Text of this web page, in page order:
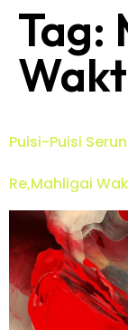
Tag:
Puisi-Puisi
Re,Mahligai